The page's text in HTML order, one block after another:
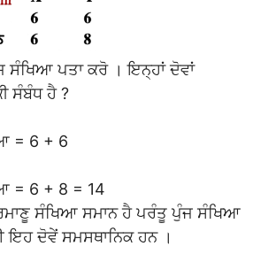
ਸੰਖਿਆ ਪਤਾ ਕਰੋ । ਇਨ੍ਹਾਂ ਦੋਵਾਂ
ਸੰਬੰਧ ਹੈ ?
= 6 + 6
= 6 + 8 = 14
ਸੰਖਿਆ ਸਮਾਨ ਹੈ ਪਰੰਤੂ ਪੁੰਜ ਸੰਖਿਆ
ਦੋਵੇਂ ਸਮਸਥਾਨਿਕ ਹਨ ।